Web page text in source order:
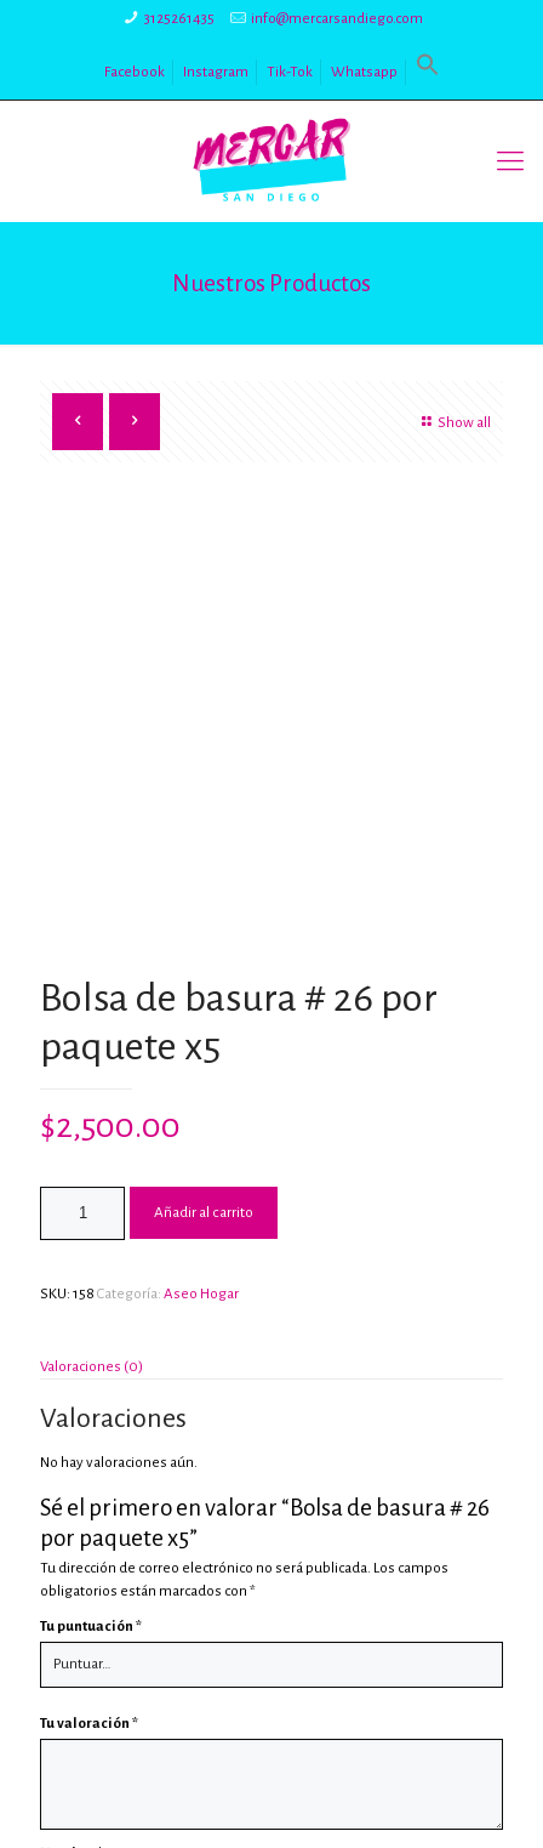
3125261435 info@mercarsandiego.com
Facebook Instagram Tik-Tok Whatsapp
Nuestros Productos
Show all
Bolsa de basura # 26 por
paquete x5
$2,500.00
Añadir al carrito
SKU: 158 Categoría: Aseo Hogar
Valoraciones (0)
Valoraciones
No hay valoraciones aún.
Sé el primero en valorar “Bolsa de basura # 26
por paquete x5”
Tu dirección de correo electrónico no será publicada. Los campos
obligatorios están marcados con *
Tu puntuación *
Tu valoración *